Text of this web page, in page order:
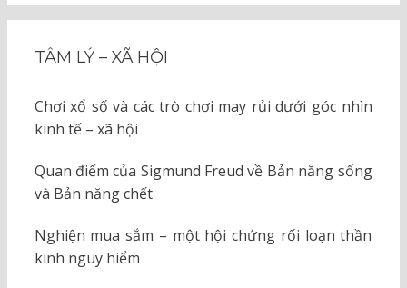
TÂM LÝ – XÃ HỘI
Chơi xổ số và các trò chơi may rủi dưới góc nhìn
kinh tế – xã hội
Quan điểm của Sigmund Freud về Bản năng sống
và Bản năng chết
Nghiện mua sắm – một hội chứng rối loạn thần
kinh nguy hiểm